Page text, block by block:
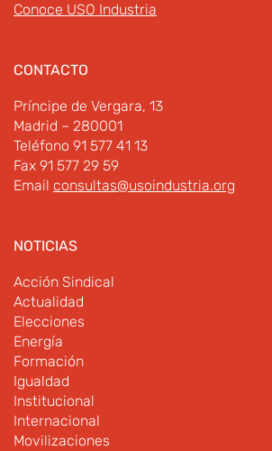
Conoce USO Industria
CONTACTO
Príncipe de Vergara, 13
Madrid – 280001
Teléfono 91 577 41 13
Fax 91 577 29 59
Email consultas@usoindustria.org
NOTICIAS
Acción Sindical
Actualidad
Elecciones
Energía
Formación
Igualdad
Institucional
Internacional
Movilizaciones